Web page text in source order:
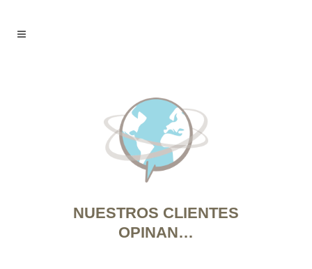
NUESTROS CLIENTES
OPINAN…